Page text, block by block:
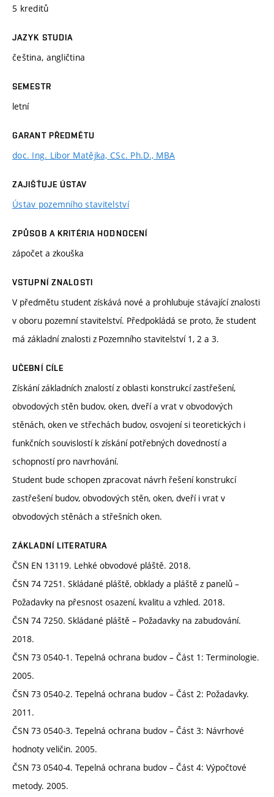
5 kreditů
JAZYK STUDIA
čeština, angličtina
SEMESTR
letní
GARANT PŘEDMĚTU
doc. Ing. Libor Matějka, CSc. Ph.D., MBA
ZAJIŠŤUJE ÚSTAV
Ústav pozemního stavitelství
ZPŮSOB A KRITÉRIA HODNOCENÍ
zápočet a zkouška
VSTUPNÍ ZNALOSTI
V předmětu student získává nové a prohlubuje stávající znalosti
v oboru pozemní stavitelství. Předpokládá se proto, že student
má základní znalosti z Pozemního stavitelství 1, 2 a 3.
UČEBNÍ CÍLE
Získání základních znalostí z oblasti konstrukcí zastřešení,
obvodových stěn budov, oken, dveří a vrat v obvodových
stěnách, oken ve střechách budov, osvojení si teoretických i
funkčních souvislostí k získání potřebných dovedností a
schopností pro navrhování.
Student bude schopen zpracovat návrh řešení konstrukcí
zastřešení budov, obvodových stěn, oken, dveří i vrat v
obvodových stěnách a střešních oken.
ZÁKLADNÍ LITERATURA
ČSN EN 13119. Lehké obvodové pláště. 2018.
ČSN 74 7251. Skládané pláště, obklady a pláště z panelů –
Požadavky na přesnost osazení, kvalitu a vzhled. 2018.
ČSN 74 7250. Skládané pláště – Požadavky na zabudování.
2018.
ČSN 73 0540-1. Tepelná ochrana budov – Část 1: Terminologie.
2005.
ČSN 73 0540-2. Tepelná ochrana budov – Část 2: Požadavky.
2011.
ČSN 73 0540-3. Tepelná ochrana budov – Část 3: Návrhové
hodnoty veličin. 2005.
ČSN 73 0540-4. Tepelná ochrana budov – Část 4: Výpočtové
metody. 2005.